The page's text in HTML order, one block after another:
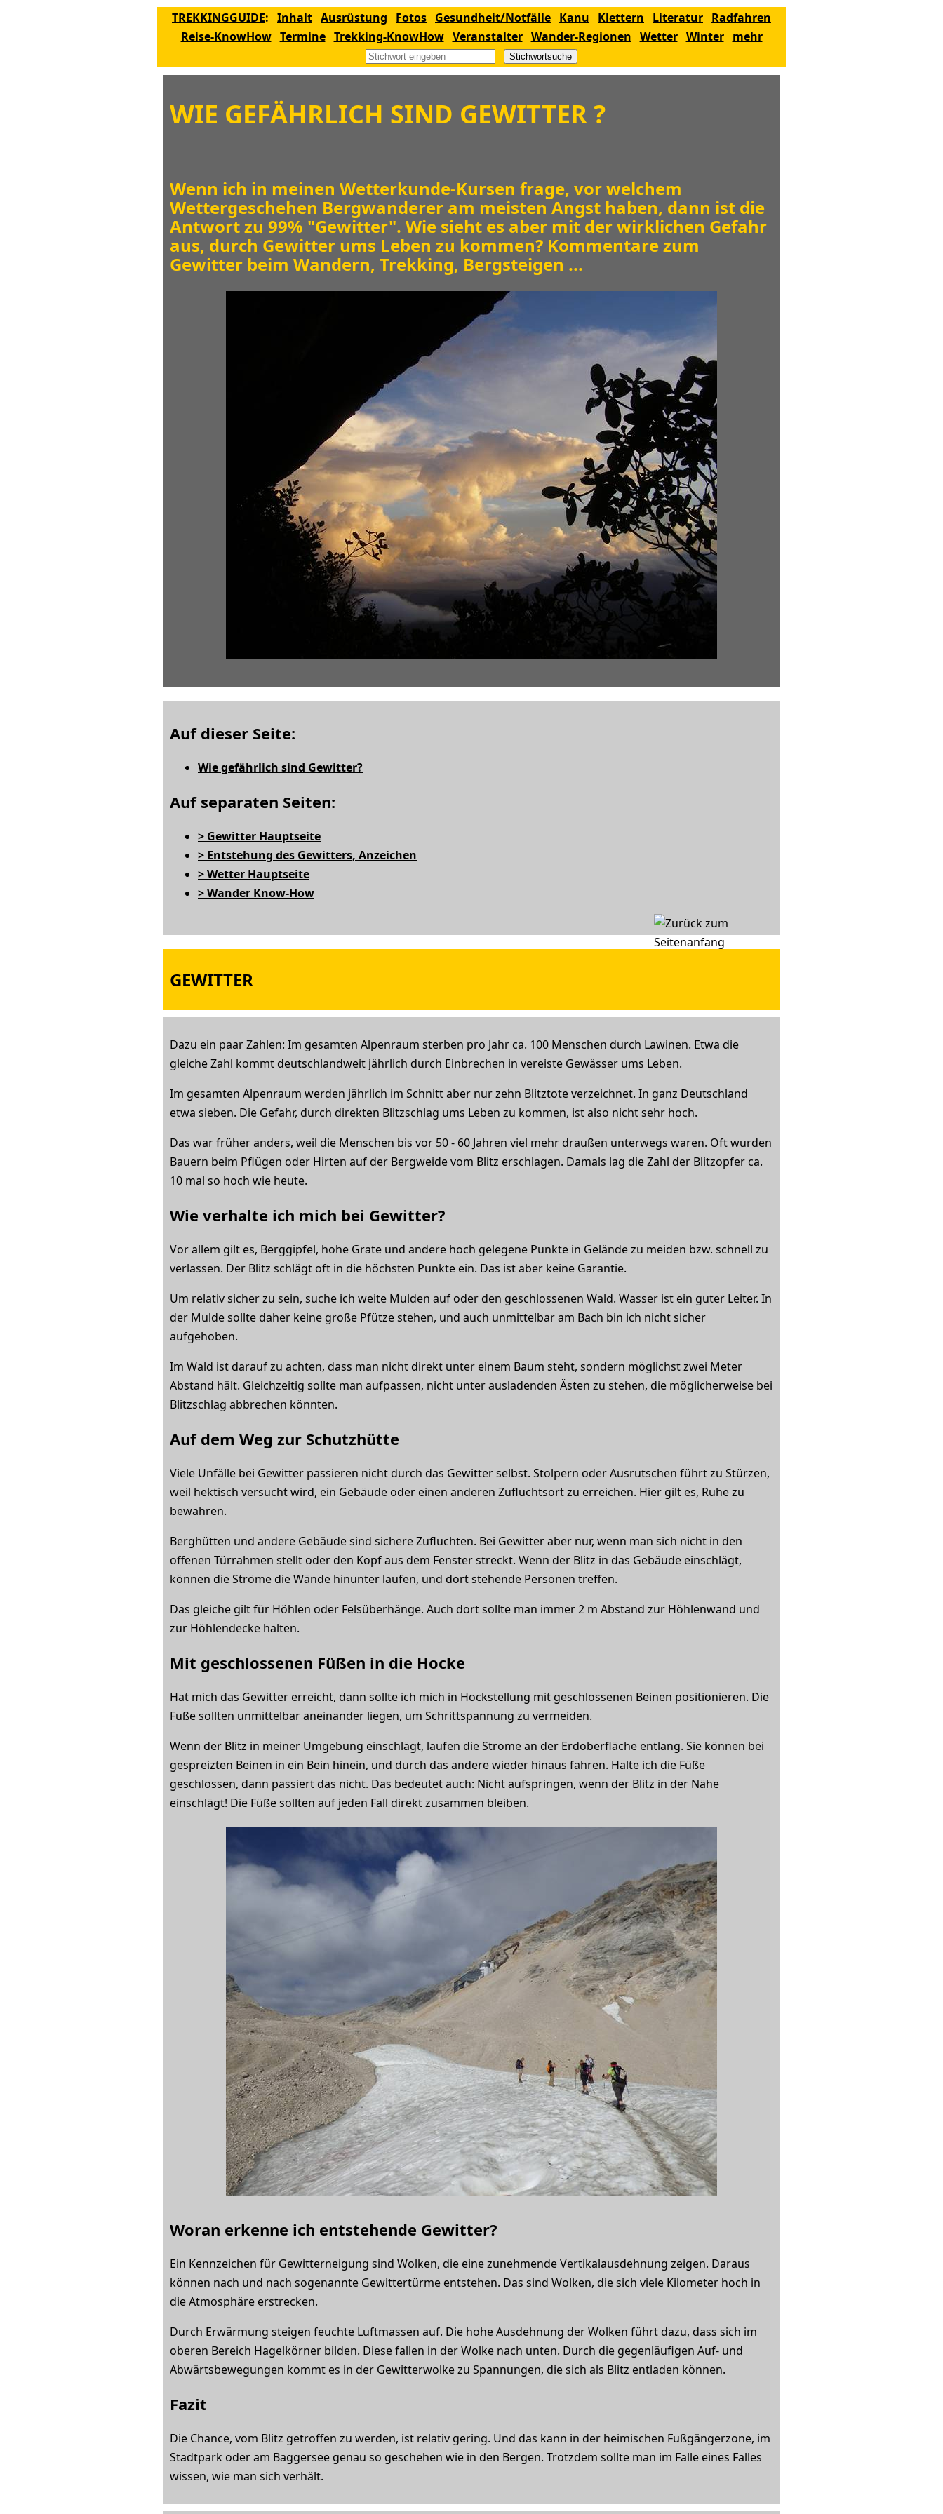
TREKKINGGUIDE: Inhalt Ausrüstung Fotos Gesundheit/Notfälle Kanu Klettern Literatur Radfahren
Reise-KnowHow Termine Trekking-KnowHow Veranstalter Wander-Regionen Wetter Winter mehr
Stichwortsuche
WIE GEFÄHRLICH SIND GEWITTER ?
Wenn ich in meinen Wetterkunde-Kursen frage, vor welchem
Wettergeschehen Bergwanderer am meisten Angst haben, dann ist die
Antwort zu 99% "Gewitter". Wie sieht es aber mit der wirklichen Gefahr
aus, durch Gewitter ums Leben zu kommen? Kommentare zum
Gewitter beim Wandern, Trekking, Bergsteigen ...
Auf dieser Seite:
Wie gefährlich sind Gewitter?
Auf separaten Seiten:
> Gewitter Hauptseite
> Entstehung des Gewitters, Anzeichen
> Wetter Hauptseite
> Wander Know-How
GEWITTER
Dazu ein paar Zahlen: Im gesamten Alpenraum sterben pro Jahr ca. 100 Menschen durch Lawinen. Etwa die
gleiche Zahl kommt deutschlandweit jährlich durch Einbrechen in vereiste Gewässer ums Leben.
Im gesamten Alpenraum werden jährlich im Schnitt aber nur zehn Blitztote verzeichnet. In ganz Deutschland
etwa sieben. Die Gefahr, durch direkten Blitzschlag ums Leben zu kommen, ist also nicht sehr hoch.
Das war früher anders, weil die Menschen bis vor 50 - 60 Jahren viel mehr draußen unterwegs waren. Oft wurden
Bauern beim Pflügen oder Hirten auf der Bergweide vom Blitz erschlagen. Damals lag die Zahl der Blitzopfer ca.
10 mal so hoch wie heute.
Wie verhalte ich mich bei Gewitter?
Vor allem gilt es, Berggipfel, hohe Grate und andere hoch gelegene Punkte in Gelände zu meiden bzw. schnell zu
verlassen. Der Blitz schlägt oft in die höchsten Punkte ein. Das ist aber keine Garantie.
Um relativ sicher zu sein, suche ich weite Mulden auf oder den geschlossenen Wald. Wasser ist ein guter Leiter. In
der Mulde sollte daher keine große Pfütze stehen, und auch unmittelbar am Bach bin ich nicht sicher
aufgehoben.
Im Wald ist darauf zu achten, dass man nicht direkt unter einem Baum steht, sondern möglichst zwei Meter
Abstand hält. Gleichzeitig sollte man aufpassen, nicht unter ausladenden Ästen zu stehen, die möglicherweise bei
Blitzschlag abbrechen könnten.
Auf dem Weg zur Schutzhütte
Viele Unfälle bei Gewitter passieren nicht durch das Gewitter selbst. Stolpern oder Ausrutschen führt zu Stürzen,
weil hektisch versucht wird, ein Gebäude oder einen anderen Zufluchtsort zu erreichen. Hier gilt es, Ruhe zu
bewahren.
Berghütten und andere Gebäude sind sichere Zufluchten. Bei Gewitter aber nur, wenn man sich nicht in den
offenen Türrahmen stellt oder den Kopf aus dem Fenster streckt. Wenn der Blitz in das Gebäude einschlägt,
können die Ströme die Wände hinunter laufen, und dort stehende Personen treffen.
Das gleiche gilt für Höhlen oder Felsüberhänge. Auch dort sollte man immer 2 m Abstand zur Höhlenwand und
zur Höhlendecke halten.
Mit geschlossenen Füßen in die Hocke
Hat mich das Gewitter erreicht, dann sollte ich mich in Hockstellung mit geschlossenen Beinen positionieren. Die
Füße sollten unmittelbar aneinander liegen, um Schrittspannung zu vermeiden.
Wenn der Blitz in meiner Umgebung einschlägt, laufen die Ströme an der Erdoberfläche entlang. Sie können bei
gespreizten Beinen in ein Bein hinein, und durch das andere wieder hinaus fahren. Halte ich die Füße
geschlossen, dann passiert das nicht. Das bedeutet auch: Nicht aufspringen, wenn der Blitz in der Nähe
einschlägt! Die Füße sollten auf jeden Fall direkt zusammen bleiben.
Woran erkenne ich entstehende Gewitter?
Ein Kennzeichen für Gewitterneigung sind Wolken, die eine zunehmende Vertikalausdehnung zeigen. Daraus
können nach und nach sogenannte Gewittertürme entstehen. Das sind Wolken, die sich viele Kilometer hoch in
die Atmosphäre erstrecken.
Durch Erwärmung steigen feuchte Luftmassen auf. Die hohe Ausdehnung der Wolken führt dazu, dass sich im
oberen Bereich Hagelkörner bilden. Diese fallen in der Wolke nach unten. Durch die gegenläufigen Auf- und
Abwärtsbewegungen kommt es in der Gewitterwolke zu Spannungen, die sich als Blitz entladen können.
Fazit
Die Chance, vom Blitz getroffen zu werden, ist relativ gering. Und das kann in der heimischen Fußgängerzone, im
Stadtpark oder am Baggersee genau so geschehen wie in den Bergen. Trotzdem sollte man im Falle eines Falles
wissen, wie man sich verhält.